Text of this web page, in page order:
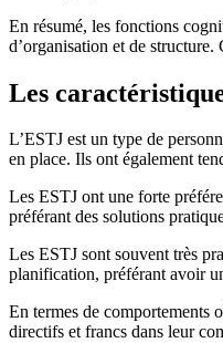
En résumé, les fonctions
d’organisation et de
Les
L’ESTJ est un type de
en place. Ils ont également
Les ESTJ ont une forte
préférant des solutions
Les ESTJ sont souvent très
planification, préférant avoir
En termes de comportements
directifs et francs dans leur